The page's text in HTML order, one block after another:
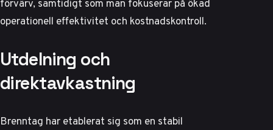
förvärv, samtidigt som man fokuserar på ökad
operationell effektivitet och kostnadskontroll.
Utdelning och
direktavkastning
Brenntag har etablerat sig som en stabil